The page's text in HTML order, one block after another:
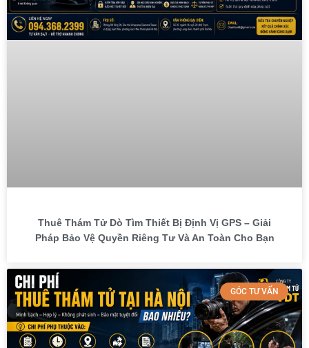
Thuê Thám Tử Dò Tìm Thiết Bị Định Vị GPS – Giải
Pháp Bảo Vệ Quyền Riêng Tư Và An Toàn Cho Bạn
GÓC TƯ VẤN